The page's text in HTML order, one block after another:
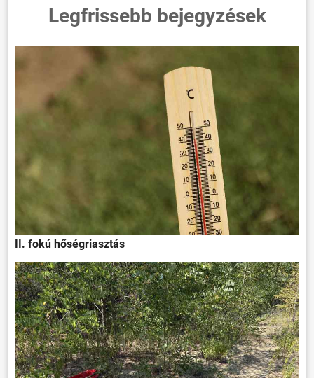
Legfrissebb bejegyzések
II. fokú hőségriasztás